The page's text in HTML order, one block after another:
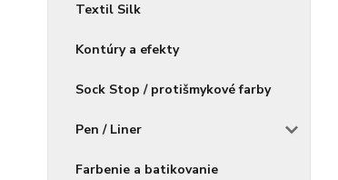
Textil Silk
Kontúry a efekty
Sock Stop / protišmykové farby
Pen / Liner
Farbenie a batikovanie